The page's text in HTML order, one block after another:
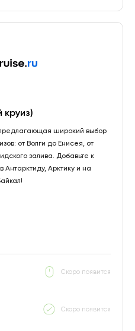
широкий выбор
от Волги до Енисея, от
залива. Добавьте к
Антарктиду, Арктику и на
Скоро появится
Скоро появится